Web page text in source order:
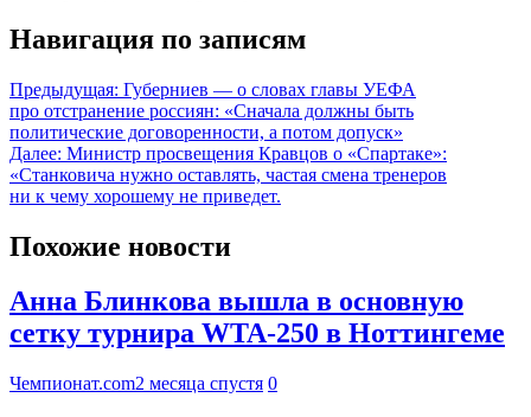
Навигация по записям
Предыдущая: Губерниев — о словах главы УЕФА
про отстранение россиян: «Сначала должны быть
политические договоренности, а потом допуск»
Далее: Министр просвещения Кравцов о «Спартаке»:
«Станковича нужно оставлять, частая смена тренеров
ни к чему хорошему не приведет.
Похожие новости
Анна Блинкова вышла в основную
сетку турнира WTA-250 в Ноттингеме
Чемпионат.com2 месяца спустя 0